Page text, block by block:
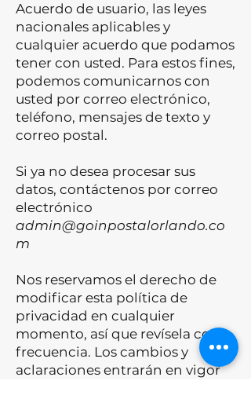
Acuerdo de usuario, las leyes
nacionales aplicables y
cualquier acuerdo que podamos
tener con usted. Para estos fines,
podemos comunicarnos con
usted por correo electrónico,
teléfono, mensajes de texto y
correo postal.
Si ya no desea procesar sus
datos, contáctenos por correo
electrónico
admin@goinpostalorlando.co
m
Nos reservamos el derecho de
modificar esta política de
privacidad en cualquier
momento, así que revísela con
frecuencia. Los cambios y
aclaraciones entrarán en vigor